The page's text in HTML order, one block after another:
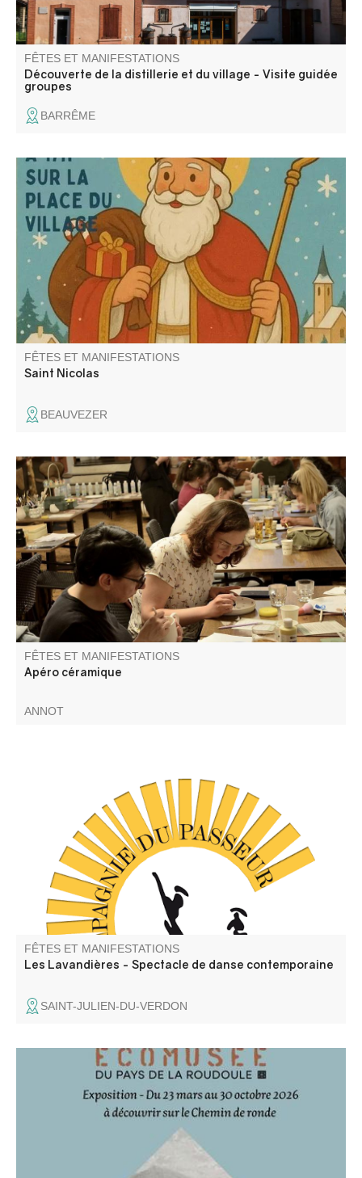
FÊTES ET MANIFESTATIONS
Découverte de la distillerie et du village - Visite guidée
groupes
BARRÊME
Retraite au flambeau, chocolat et vin chaud organisé par
le comité des fêtes de Beauvezer.
FÊTES ET MANIFESTATIONS
Saint Nicolas
BEAUVEZER
Apéro céramique au bar Les Callunes, décorez votre
pièces dans une ambiance musicale ! Matériel fourni. Bar
& tapas sur place (non inclus). À récupérer après cuisson
dès le 15/08.
FÊTES ET MANIFESTATIONS
Apéro céramique
ANNOT
C'est un spectacle de danse contemporaine (Cie du
Passeur / Efi Farmaki), fait revivre la mémoire des lavoirs
et des lavandières en chant, texte et danse. Atelier de
médiation pour les enfants avant la représentation, autour
d'objets liés aux lavoirs.
FÊTES ET MANIFESTATIONS
Les Lavandières - Spectacle de danse contemporaine
SAINT-JULIEN-DU-VERDON
Pour la saison 2026, le bastion de la Portette accueille
l'exposition de l'Ecomusée de la Roudoule : "Haut-Pays :
Pays de l'eau"